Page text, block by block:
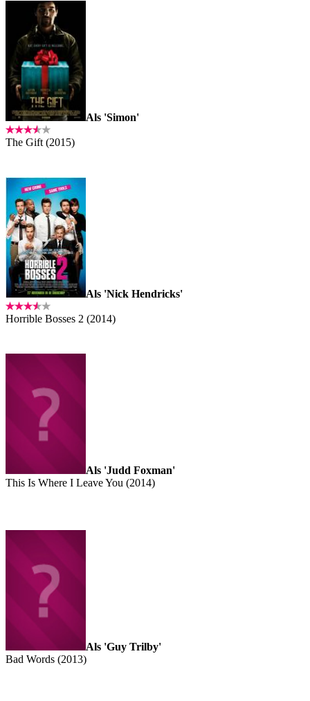
Als 'Simon'
The Gift (2015)
Als 'Nick Hendricks'
Horrible Bosses 2 (2014)
Als 'Judd Foxman'
This Is Where I Leave You (2014)
Als 'Guy Trilby'
Bad Words (2013)